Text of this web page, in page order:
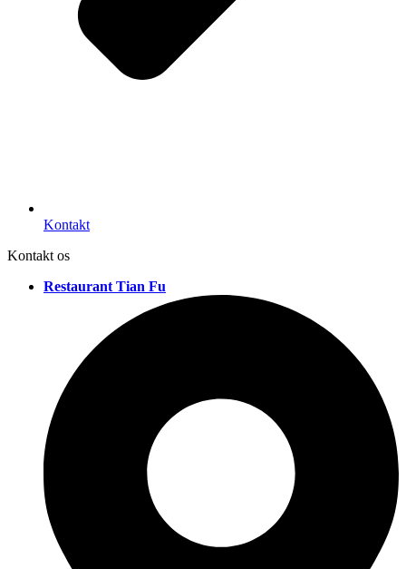
Kontakt
Kontakt os
Restaurant Tian Fu